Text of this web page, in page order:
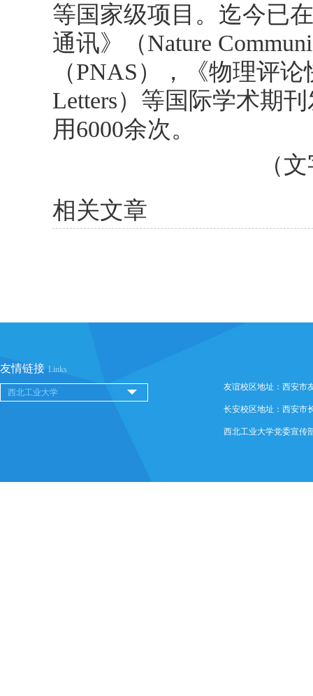
等国家级项目。迄今已
通讯》（Nature
（PNAS），《物理评
Letters）等国际学术期
用6000余次。
（
相关文章
友情链接 Links
友谊校区地址：西安市
长安校区地址：西安市
西北工业大学党委宣传